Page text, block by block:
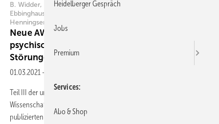
B. Widder, K. Dilcher, R. Dohrenbusch, H. Dreßing, R.
Ebbinghaus, B. Gruner, F. Haenel, H.-C. Hansen, P.
Henningsen, S. Köhler, V. Köllner, Th. Merten, P.-C. Vogel
Neue AWMF-Leitlinie zu Kausalitätsfragen bei
psychischen und psychosomatischen
Störungen
01.03.2021 -
Teil III der unlängst auf der Website der Arbeitsgemeinschaft der
Wissenschaftlichen Medizinischen Fachgesellschaften e.V.
publizierten Leitlinie zur Begutachtung psychischer und
Heidelberger Gespräch
Jobs
Premium
Services
Abo & Shop